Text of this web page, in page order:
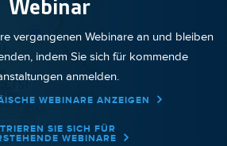
Webinar
vergangenen Webinare an und bleiben
indem Sie sich für kommende
anmelden.
WEBINARE ANZEIGEN
SIE SICH FÜR
WEBINARE